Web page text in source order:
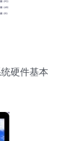
硬件基本